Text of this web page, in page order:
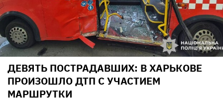
ДЕВЯТЬ ПОСТРАДАВШИХ: В ХАРЬКОВЕ
ПРОИЗОШЛО ДТП С УЧАСТИЕМ
МАРШРУТКИ